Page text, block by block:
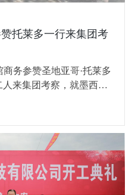
托莱多一行来集团考
务参赞圣地亚哥·托莱多
人来集团考察，就墨西哥